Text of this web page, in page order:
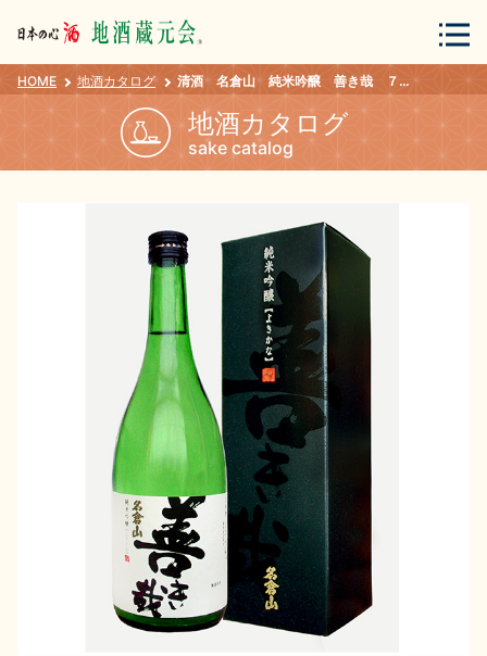
会員登録 ログイン
地酒カタログ
地酒解体新書
HOME 地酒カタログ 清酒 名倉山 純米吟醸 善き哉 ７２０ｍｌ
地酒カタログ
sake catalog